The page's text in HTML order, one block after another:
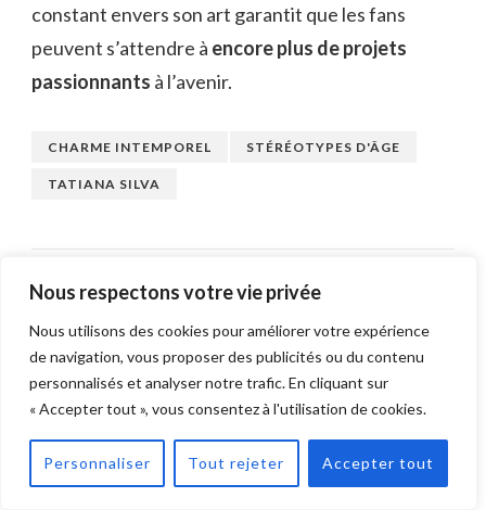
Nous respectons votre vie privée
Nous utilisons des cookies pour améliorer votre expérience
de navigation, vous proposer des publicités ou du contenu
personnalisés et analyser notre trafic. En cliquant sur
« Accepter tout », vous consentez à l'utilisation de cookies.
Personnaliser Tout rejeter Accepter tout
constant envers son art garantit que les fans
peuvent s’attendre à encore plus de projets
passionnants à l’avenir.
CHARME INTEMPOREL STÉRÉOTYPES D'ÂGE
TATIANA SILVA
ARTICLE PRÉCÉDENT
Pablo Pillaud-Vivien Âge